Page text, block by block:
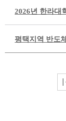
2026년 한라대
평택지역 반도